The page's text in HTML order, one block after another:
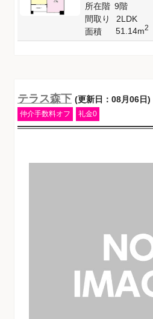
所在階 9階
間取り
2LDK
面積
51.14m2
テラス森下 (更新日：08月06日)
仲介手数料オフ 礼金0